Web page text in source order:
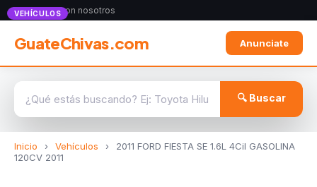
Anunciate con nosotros
GuateChivas.com Anunciate
🔍 Buscar
Inicio › Vehículos ›
2011 FORD FIESTA SE 1.6L 4Cil GASOLINA
120CV 2011
VEHÍCULOS